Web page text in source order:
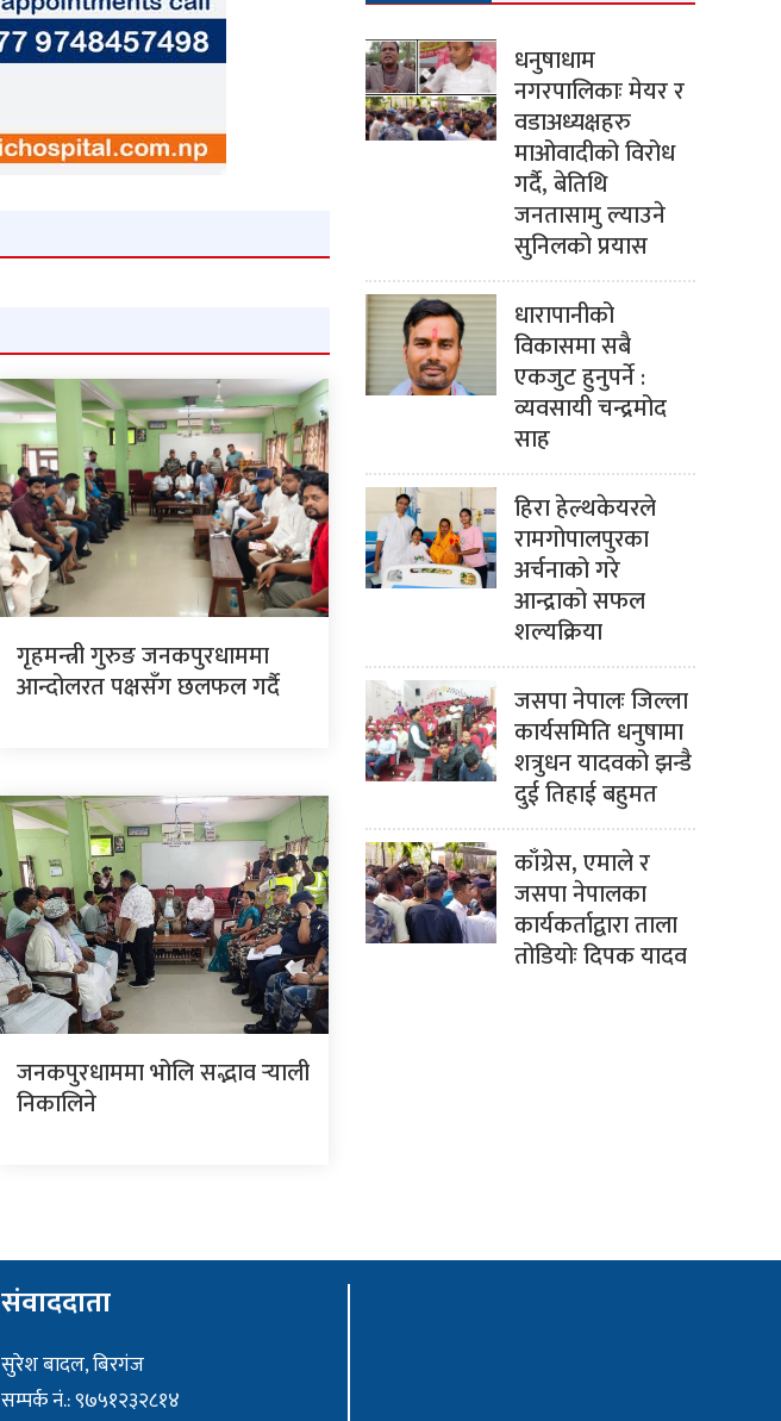
गृहमन्त्री गुरुङ जनकपुरधाममा
आन्दोलरत पक्षसँग छलफल गर्दै
जनकपुरधाममा भोलि सद्भाव र्‍याली
निकालिने
धनुषाधाम
नगरपालिकाः मेयर र
वडाअध्यक्षहरु
माओवादीको विरोध
गर्दै, बेतिथि
जनतासामु ल्याउने
सुनिलको प्रयास
धारापानीको
विकासमा सबै
एकजुट हुनुपर्ने :
व्यवसायी चन्द्रमोद
साह
हिरा हेल्थकेयरले
रामगोपालपुरका
अर्चनाको गरे
आन्द्राको सफल
शल्यक्रिया
जसपा नेपालः जिल्ला
कार्यसमिति धनुषामा
शत्रुधन यादवको झन्डै
दुई तिहाई बहुमत
काँग्रेस, एमाले र
जसपा नेपालका
कार्यकर्ताद्वारा ताला
तोडियोः दिपक यादव
संवाददाता
सुरेश बादल, बिरगंज
सम्पर्क नं.: ९७५१२३२८१४